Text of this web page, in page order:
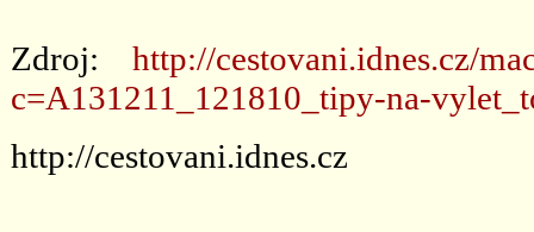
Zdroj: http://cestovani.idnes.cz/
c=A131211_121810_tipy-na-
http://cestovani.idnes.cz